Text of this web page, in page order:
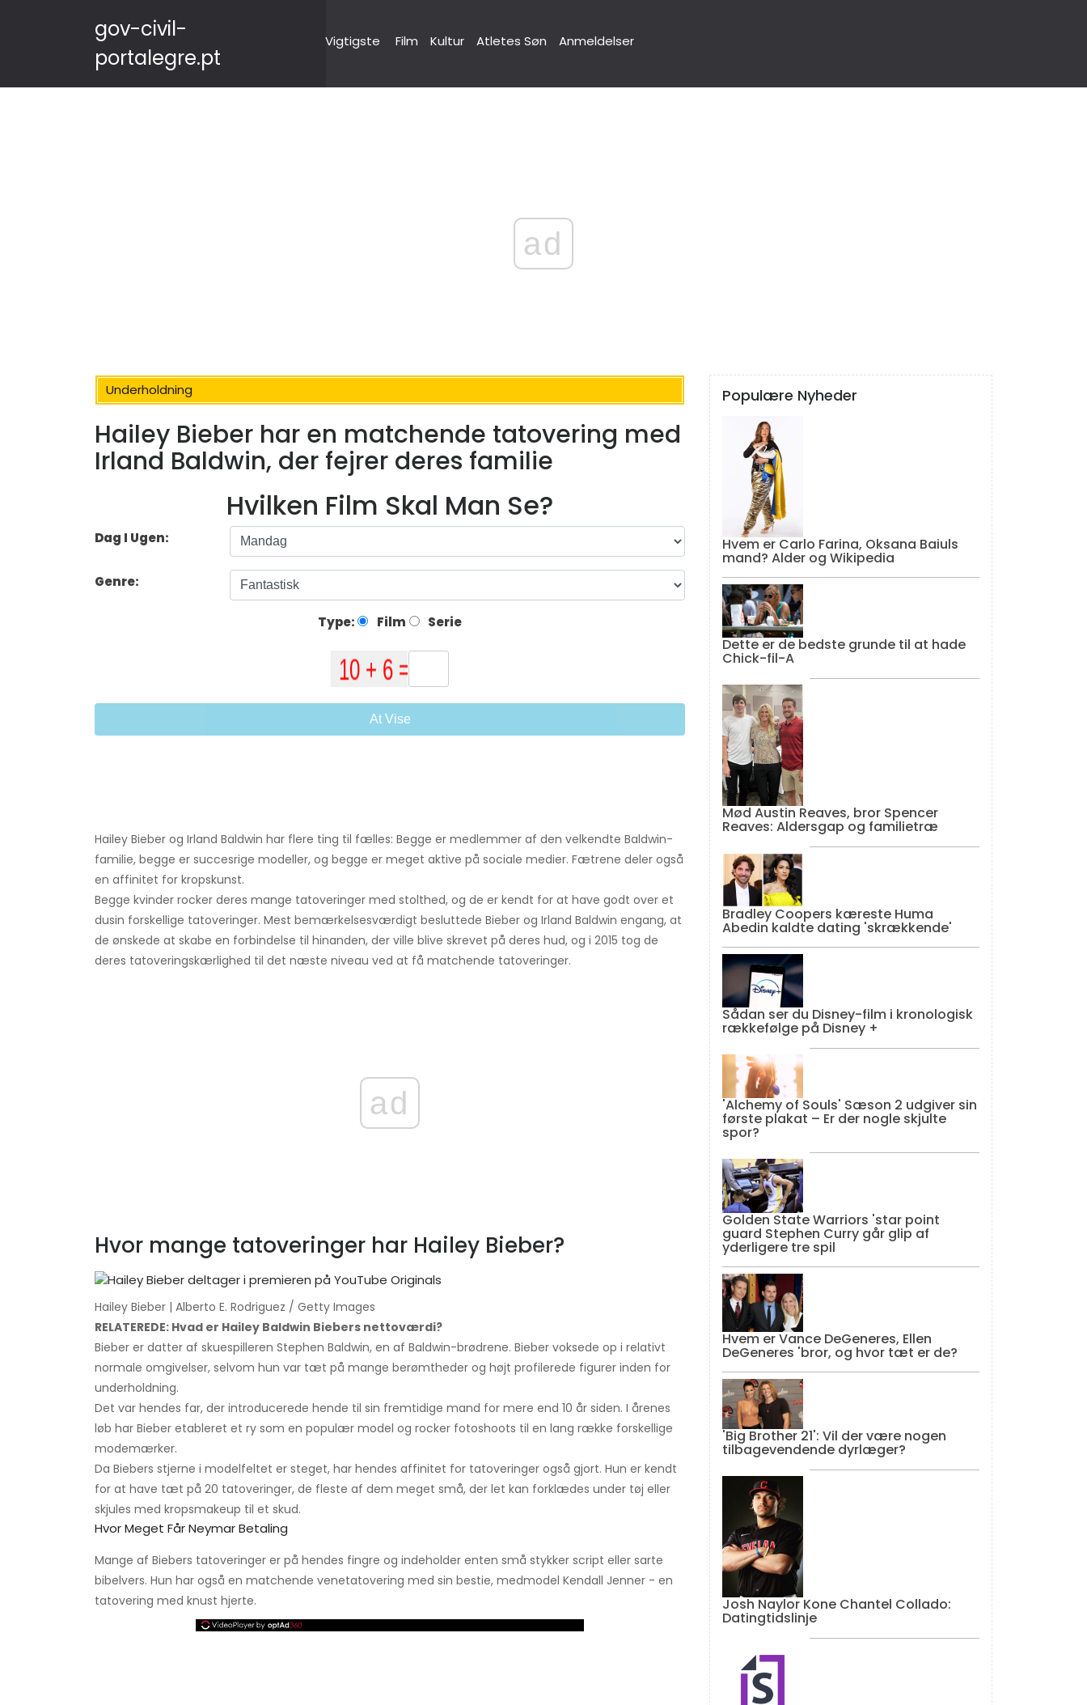
gov-civil-
portalegre.pt
Vigtigste Film Kultur Atletes Søn Anmeldelser
ad
Underholdning
Hailey Bieber har en matchende tatovering med
Irland Baldwin, der fejrer deres familie
Hvilken Film Skal Man Se?
Dag I Ugen:
Genre:
Type: Film Serie
At Vise
Hailey Bieber og Irland Baldwin har flere ting til fælles: Begge er medlemmer af den velkendte Baldwin-
familie, begge er succesrige modeller, og begge er meget aktive på sociale medier. Fætrene deler også
en affinitet for kropskunst.
Begge kvinder rocker deres mange tatoveringer med stolthed, og de er kendt for at have godt over et
dusin forskellige tatoveringer. Mest bemærkelsesværdigt besluttede Bieber og Irland Baldwin engang, at
de ønskede at skabe en forbindelse til hinanden, der ville blive skrevet på deres hud, og i 2015 tog de
deres tatoveringskærlighed til det næste niveau ved at få matchende tatoveringer.
ad
Hvor mange tatoveringer har Hailey Bieber?
Hailey Bieber | Alberto E. Rodriguez / Getty Images
RELATEREDE: Hvad er Hailey Baldwin Biebers nettoværdi?
Bieber er datter af skuespilleren Stephen Baldwin, en af ​​Baldwin-brødrene. Bieber voksede op i relativt
normale omgivelser, selvom hun var tæt på mange berømtheder og højt profilerede figurer inden for
underholdning.
Det var hendes far, der introducerede hende til sin fremtidige mand for mere end 10 år siden. I årenes
løb har Bieber etableret et ry som en populær model og rocker fotoshoots til en lang række forskellige
modemærker.
Da Biebers stjerne i modelfeltet er steget, har hendes affinitet for tatoveringer også gjort. Hun er kendt
for at have tæt på 20 tatoveringer, de fleste af dem meget små, der let kan forklædes under tøj eller
skjules med kropsmakeup til et skud.
Hvor Meget Får Neymar Betaling
Mange af Biebers tatoveringer er på hendes fingre og indeholder enten små stykker script eller sarte
bibelvers. Hun har også en matchende venetatovering med sin bestie, medmodel Kendall Jenner - en
tatovering med knust hjerte.
Populære Nyheder
Hvem er Carlo Farina, Oksana Baiuls
mand? Alder og Wikipedia
Dette er de bedste grunde til at hade
Chick-fil-A
Mød Austin Reaves, bror Spencer
Reaves: Aldersgap og familietræ
Bradley Coopers kæreste Huma
Abedin kaldte dating 'skrækkende'
Sådan ser du Disney-film i kronologisk
rækkefølge på Disney +
'Alchemy of Souls' Sæson 2 udgiver sin
første plakat – Er der nogle skjulte
spor?
Golden State Warriors 'star point
guard Stephen Curry går glip af
yderligere tre spil
Hvem er Vance DeGeneres, Ellen
DeGeneres 'bror, og hvor tæt er de?
'Big Brother 21': Vil der være nogen
tilbagevendende dyrlæger?
Josh Naylor Kone Chantel Collado:
Datingtidslinje